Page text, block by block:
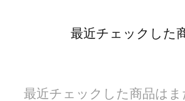
最近チェックした
最近チェックした商品は